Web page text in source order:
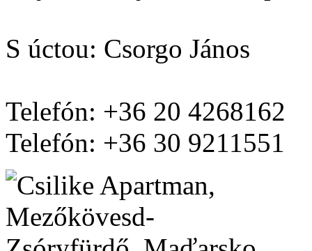
S úctou: Csorgo János
Telefón: +36 20 4268162
Telefón: +36 30 9211551